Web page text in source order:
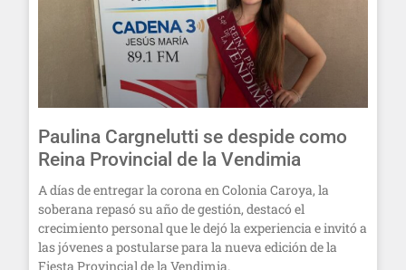
Paulina Cargnelutti se despide como
Reina Provincial de la Vendimia
A días de entregar la corona en Colonia Caroya, la
soberana repasó su año de gestión, destacó el
crecimiento personal que le dejó la experiencia e invitó a
las jóvenes a postularse para la nueva edición de la
Fiesta Provincial de la Vendimia.